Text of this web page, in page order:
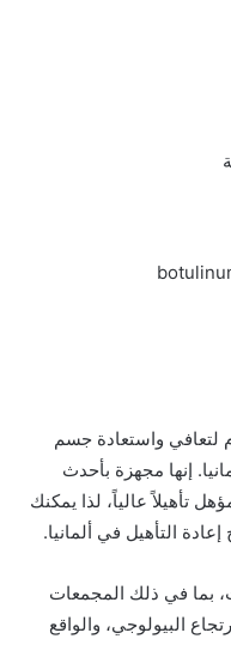
لتعافي واستعادة جسم
إنها مجهزة بأحدث
تأهيلاً عالياً، لذا يمكنك
التأهيل في ألمانيا.
بما في ذلك المجمعات
البيولوجي، والواقع